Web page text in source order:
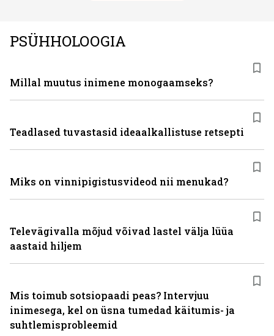
PSÜHHOLOOGIA
Millal muutus inimene monogaamseks?
Teadlased tuvastasid ideaalkallistuse retsepti
Miks on vinni­pigistusvideod nii menukad?
Televägivalla mõjud võivad lastel välja lüüa
aastaid hiljem
Mis toimub sotsiopaadi peas? Intervjuu
inimesega, kel on üsna tumedad käitumis- ja
suhtlemisprobleemid